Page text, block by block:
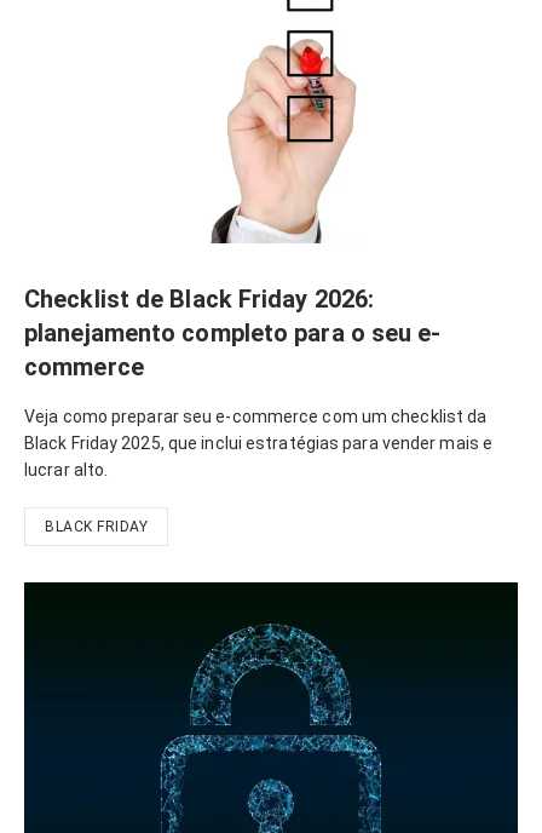
Checklist de Black Friday 2026:
planejamento completo para o seu e-
commerce
Veja como preparar seu e-commerce com um checklist da
Black Friday 2025, que inclui estratégias para vender mais e
lucrar alto.
BLACK FRIDAY